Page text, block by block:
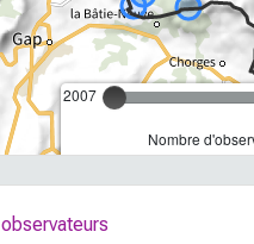
2007
Nombre
observateurs